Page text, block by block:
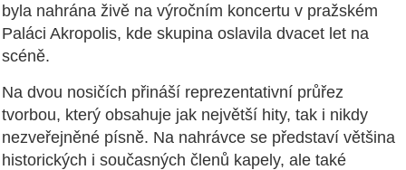
byla nahrána živě na výročním koncertu v pražském
Paláci Akropolis, kde skupina oslavila dvacet let na
scéně.
Na dvou nosičích přináší reprezentativní průřez
tvorbou, který obsahuje jak největší hity, tak i nikdy
nezveřejněné písně. Na nahrávce se představí většina
historických i současných členů kapely, ale také